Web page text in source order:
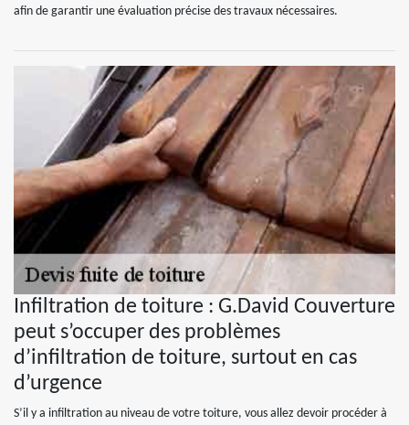
afin de garantir une évaluation précise des travaux nécessaires.
Infiltration de toiture : G.David Couverture
peut s’occuper des problèmes
d’infiltration de toiture, surtout en cas
d’urgence
S’il y a infiltration au niveau de votre toiture, vous allez devoir procéder à